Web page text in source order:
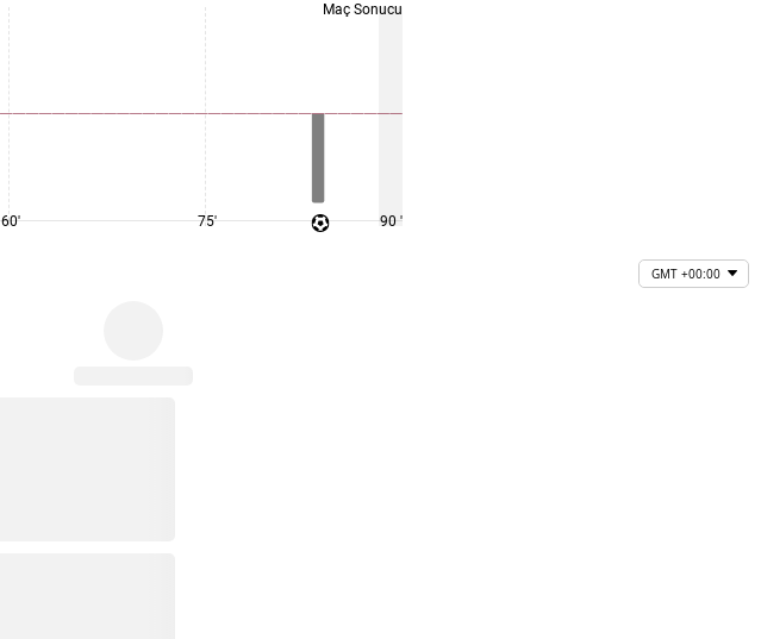
60' 75'
Maç Sonucu
90 '
GMT +00:00